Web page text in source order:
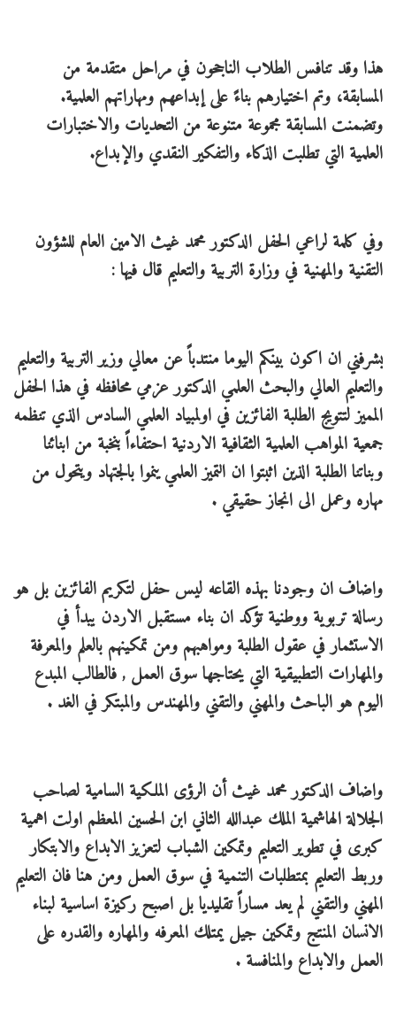
هذا وقد تنافس الطلاب الناجحون في مراحل متقدمة من
المسابقة، وتم اختيارهم بناءً على إبداعهم ومهاراتهم العلمية.
وتضمنت المسابقة مجموعة متنوعة من التحديات والاختبارات
العلمية التي تطلبت الذكاء والتفكير النقدي والإبداع.
وفي كلمة لراعي الحفل الدكتور محمد غيث الامين العام للشؤون
التقنية والمهنية في وزارة التربية والتعليم قال فيها :
يشرفني ان اكون بينكم اليوما منتدباً عن معالي وزير التربية والتعليم
والتعليم العالي والبحث العلمي الدكتور عزمي محافظه في هذا الحفل
المميز لتتويج الطلبة الفائزين في اولمبياد العلمي السادس الذي تنظمه
جمعية المواهب العلمية الثقافية الاردنية احتفاءاً بنخبة من ابنائنا
وبناتنا الطلبة الذين اثبتوا ان التميز العلمي ينموا بالجتهاد ويتحول من
مهاره وعمل الى انجاز حقيقي .
واضاف ان وجودنا بهذه القاعه ليس حفل لتكريم الفائزين بل هو
رسالة تربوية ووطنية تؤكد ان بناء مستقبل الاردن يبدأ في
الاستثمار في عقول الطلبة ومواهبهم ومن تمكينهم بالعلم والمعرفة
والمهارات التطبيقية التي يحتاجها سوق العمل , فالطالب المبدع
اليوم هو الباحث والمهني والتقني والمهندس والمبتكر في الغد .
واضاف الدكتور محمد غيث أن الرؤى الملكية السامية لصاحب
الجلالة الهاشمية الملك عبدالله الثاني ابن الحسين المعظم اولت اهمية
كبرى في تطوير التعليم وتمكين الشباب لتعزيز الابداع والابتكار
وربط التعليم بمتطلبات التنمية في سوق العمل ومن هنا فان التعليم
المهني والتقني لم يعد مساراً تقليديا بل اصبح ركيزة اساسية لبناء
الانسان المنتج وتمكين جيل يمتلك المعرفه والمهاره والقدره على
العمل والابداع والمنافسة .